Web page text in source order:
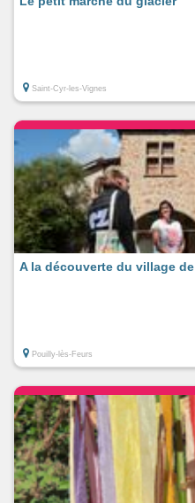
Saint-Cyr-les-Vignes
A la découverte du village
Pouilly-lès-Feurs